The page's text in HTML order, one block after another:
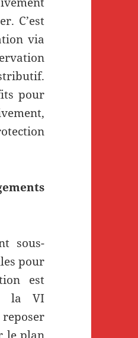
C’est
via
pour
sous-
pour
est
la VI